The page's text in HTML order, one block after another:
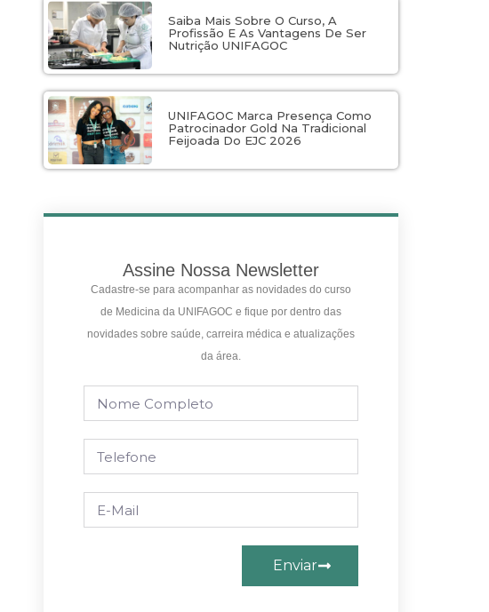
Saiba Mais Sobre O Curso, A
Profissão E As Vantagens De Ser
Nutrição UNIFAGOC
UNIFAGOC Marca Presença Como
Patrocinador Gold Na Tradicional
Feijoada Do EJC 2026
Assine Nossa Newsletter
Cadastre-se para acompanhar as novidades do curso
de Medicina da UNIFAGOC e fique por dentro das
novidades sobre saúde, carreira médica e atualizações
da área.
Enviar